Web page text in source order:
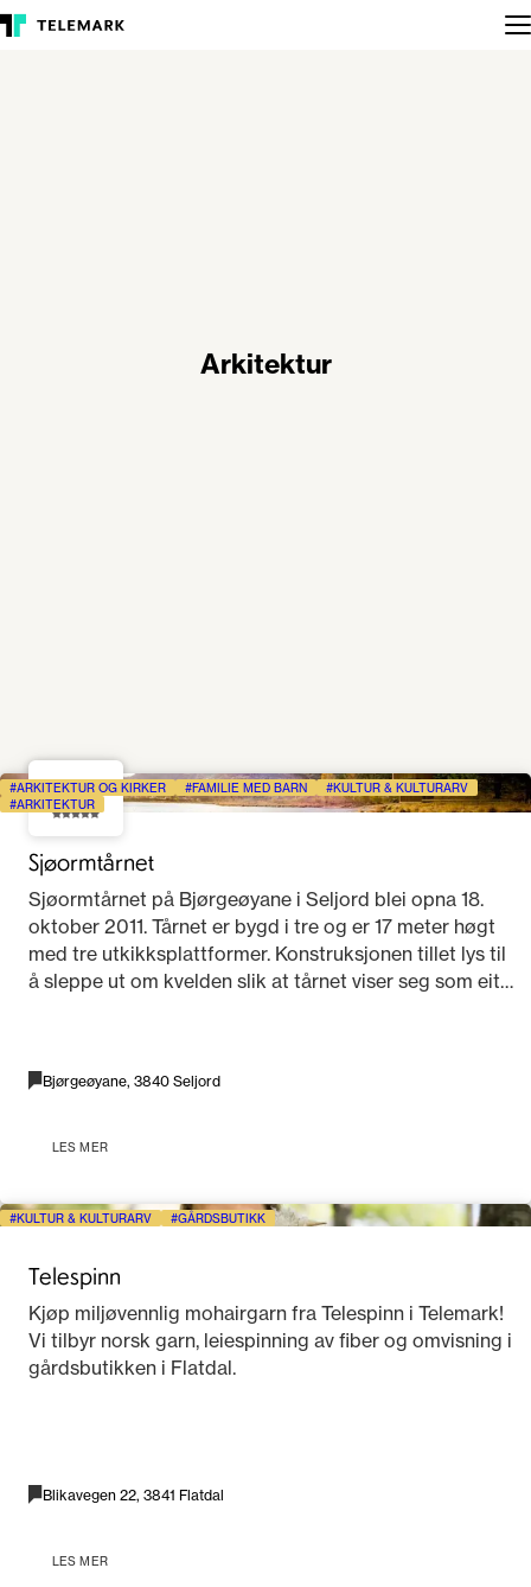
Arkitektur
ARKITEKTUR OG KIRKER FAMILIE MED BARN
KULTUR & KULTURARV
ARKITEKTUR
3.9
Sjøormtårnet
Sjøormtårnet på Bjørgeøyane i Seljord blei opna 18.
oktober 2011. Tårnet er bygd i tre og er 17 meter høgt
med tre utkikksplattformer. Konstruksjonen tillet lys til
å sleppe ut om kvelden slik at tårnet viser seg som eit
Bjørgeøyane, 3840 Seljord
LES MER
KULTUR & KULTURARV GÅRDSBUTIKK
Telespinn
Kjøp miljøvennlig mohairgarn fra Telespinn i Telemark!
Vi tilbyr norsk garn, leiespinning av fiber og omvisning i
gårdsbutikken i Flatdal.
Blikavegen 22, 3841 Flatdal
LES MER